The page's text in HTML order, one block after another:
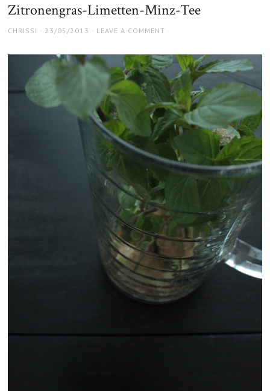
Zitronengras-Limetten-Minz-Tee
AUTHOR
CHRISSI
POSTED
23/05/2013 LEAVE A COMMENT